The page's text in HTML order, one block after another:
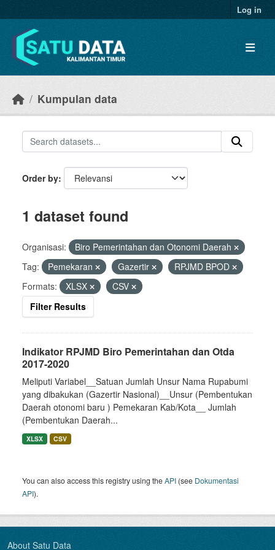
Log in
Kumpulan data
Order by
1 dataset found
Organisasi:
Biro Pemerintahan dan Otonomi Daerah
Tag:
Pemekaran Gazertir
RPJMD BPOD
Formats:
XLSX
CSV
Filter Results
Indikator RPJMD Biro Pemerintahan dan Otda
2017-2020
Meliputi Variabel__Satuan Jumlah Unsur Nama Rupabumi
yang dibakukan (Gazertir Nasional)__Unsur (Pembentukan
Daerah otonomi baru ) Pemekaran Kab/Kota__ Jumlah
(Pembentukan Daerah...
XLSX CSV
You can also access this registry using theAPI (see Dokumentasi
API).
About Satu Data